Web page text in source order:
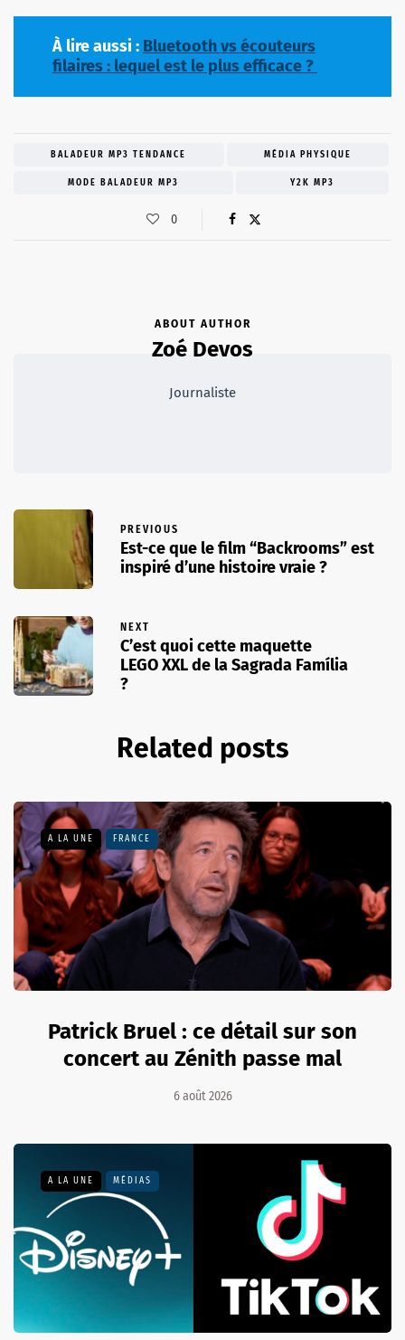
À lire aussi : Bluetooth vs écouteurs
filaires : lequel est le plus efficace ?
BALADEUR MP3 TENDANCE MÉDIA PHYSIQUE
MODE BALADEUR MP3 Y2K MP3
0
ABOUT AUTHOR
Zoé Devos
Journaliste
PREVIOUS
Est-ce que le film “Backrooms” est
inspiré d’une histoire vraie ?
NEXT
C’est quoi cette maquette
LEGO XXL de la Sagrada Família
?
Related posts
A LA UNE FRANCE
Patrick Bruel : ce détail sur son
concert au Zénith passe mal
6 août 2026
A LA UNE MÉDIAS